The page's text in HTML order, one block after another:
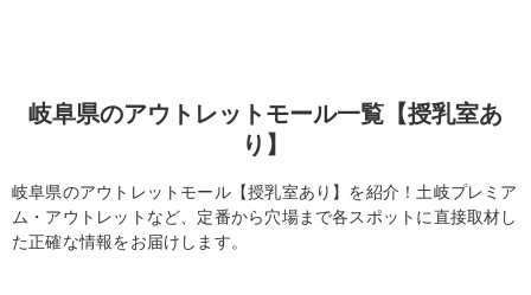
岐阜県のアウトレットモール一覧【授乳室あ
り】
岐阜県のアウトレットモール【授乳室あり】を紹介！土岐プレミア
ム・アウトレットなど、定番から穴場まで各スポットに直接取材し
た正確な情報をお届けします。